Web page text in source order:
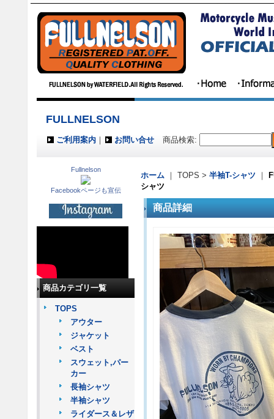
FULLNELSON
ご利用案内 ｜ お問い合せ 商品検索:
Fullnelson
Facebookページも宣伝
商品カテゴリ一覧
TOPS
アウター
ジャケット
ベスト
スウェット,パー
カー
長袖シャツ
半袖シャツ
ライダース＆レザ
ホーム ｜ TOPS > 半袖T-シャツ ｜
シャツ
商品詳細